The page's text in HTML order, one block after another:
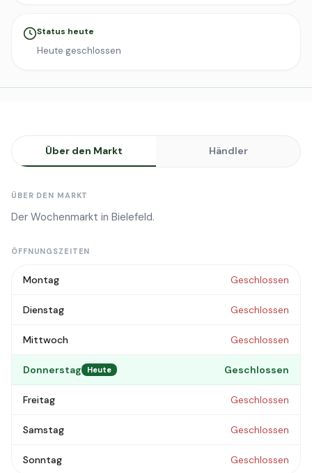
Status heute
Heute geschlossen
Über den Markt Händler
ÜBER DEN MARKT
Der Wochenmarkt in Bielefeld.
ÖFFNUNGSZEITEN
Montag Geschlossen
Dienstag Geschlossen
Mittwoch Geschlossen
Donnerstag Heute Geschlossen
Freitag Geschlossen
Samstag Geschlossen
Sonntag Geschlossen